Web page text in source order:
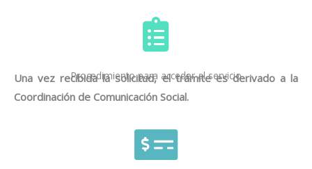
Procedimiento para acceder al servicio
Una vez recibida la solicitud, el trámite es derivado a la
Coordinación de Comunicación Social.